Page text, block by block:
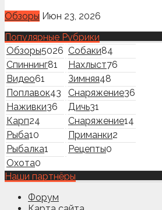
Обзоры Июн 23, 2026
Популярные Рубрики
Обзоры5026 Собаки84
Спиннинг81 Нахлыст76
Видео61 Зимняя48
Поплавок43 Снаряжение36
Наживки36 Дичь31
Карп24 Снаряжение14
Рыба10 Приманки2
Рыбалка1 Рецепты0
Охота0
Наши партнёры
Форум